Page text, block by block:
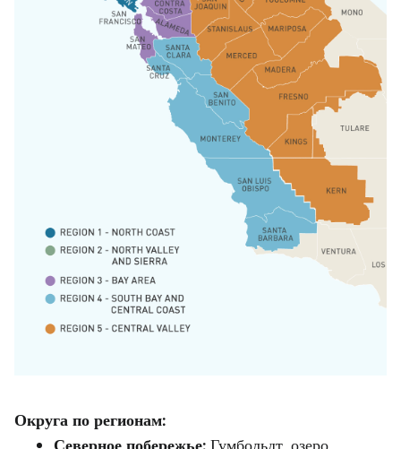
Округа по регионам: